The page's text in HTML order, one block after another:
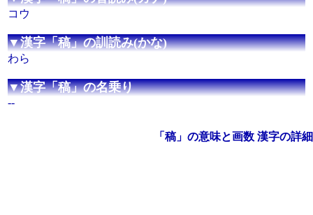
コウ
▼漢字「稿」の訓読み(かな)
わら
▼漢字「稿」の名乗り
--
「稿」の意味と画数 漢字の詳細